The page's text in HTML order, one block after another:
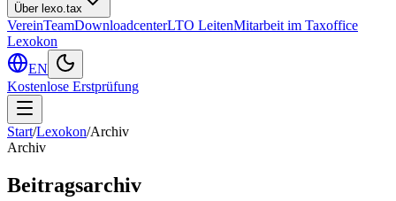
Über lexo.tax
VereinTeamDownloadcenterLTO LeitenMitarbeit im Taxoffice
Lexokon
EN
Kostenlose Erstprüfung
Start/Lexokon/Archiv
Archiv
Beitragsarchiv